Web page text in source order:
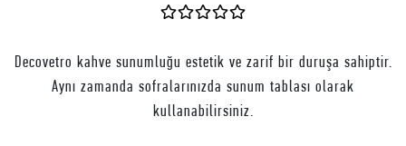
Decovetro kahve sunumluğu estetik ve zarif bir duruşa sahiptir.
Aynı zamanda sofralarınızda sunum tablası olarak
kullanabilirsiniz.